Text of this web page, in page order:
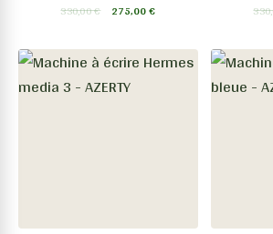
330,00€ 275,00€